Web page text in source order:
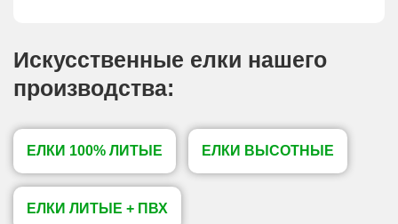
Искусственные елки нашего
производства:
ЕЛКИ 100% ЛИТЫЕ ЕЛКИ ВЫСОТНЫЕ
ЕЛКИ ЛИТЫЕ + ПВХ